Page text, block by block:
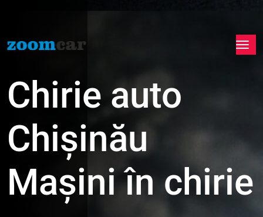
Chirie auto
Chișinău
Mașini în chirie